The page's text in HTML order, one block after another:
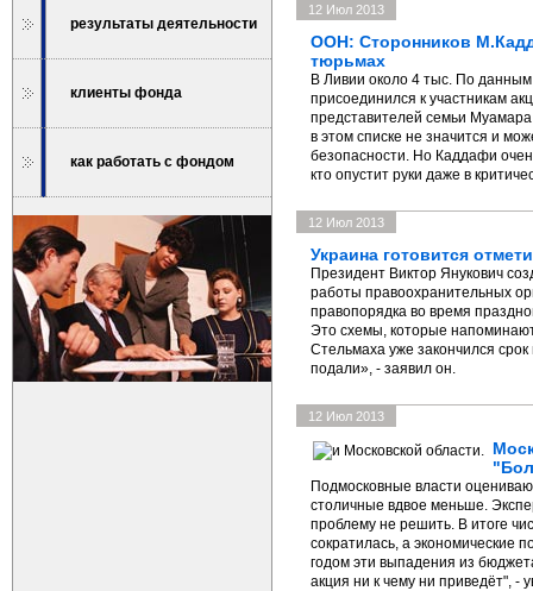
результаты деятельности
клиенты фонда
как работать с фондом
12 Июл 2013
ООН: Сторонников
тюрьмах
В Ливии около 4 тыс. По
присоединился к участникам
представителей семьи
в этом списке не значится и
безопасности. Но Каддафи
кто опустит руки даже в
12 Июл 2013
Украина готовится
Президент Виктор Янукович
работы правоохранительных
правопорядка во время
Это схемы, которые
Стельмаха уже закончился
подали», - заявил он.
12 Июл 2013
Подмосковные власти
столичные вдвое меньше.
проблему не решить. В итоге
сократилась, а экономические
годом эти выпадения из
акция ни к чему ни приведёт", -